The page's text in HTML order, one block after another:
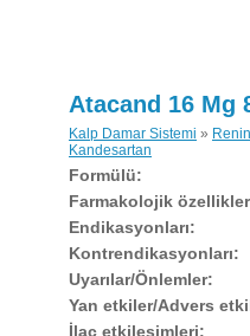
Atacand 16 Mg
Kalp Damar Sistemi »
Kandesartan
Formülü:
Farmakolojik
Endikasyonları:
Kontrendikasyonları:
Uyarılar/Önlemler:
Yan etkiler/Advers
İlaç etkileşimleri: